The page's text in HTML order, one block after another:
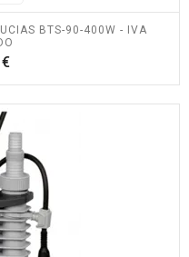
BTS-90-400W - IVA
Precio